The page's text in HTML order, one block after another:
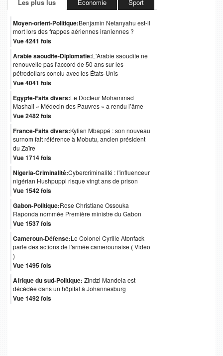
Les plus lus Économie Sport
Moyen-orient-Politique:Benjamin Netanyahu est-il
mort lors des frappes aériennes iraniennes ?
Vue 4241 fois
Arabie saoudite-Diplomatie:L'Arabie saoudite ne
renouvelle pas l'accord de 50 ans sur les
pétrodollars conclu avec les États-Unis
Vue 4041 fois
Egypte-Faits divers:Le Docteur Mohammad
Mashali « Médecin des Pauvres » a rendu l’âme
Vue 2482 fois
France-Faits divers:Kylian Mbappé : son nouveau
surnom fait référence à Mobutu, ancien président
du Zaïre
Vue 1714 fois
Nigeria-Criminalité:Cybercriminalité : l'influenceur
nigérian Hushpuppi risque vingt ans de prison
Vue 1542 fois
Gabon-Politique:Rose Christiane Ossouka
Raponda nommée Première ministre du Gabon
Vue 1537 fois
Cameroun-Défense:Le Colonel Cyrille Atonfack
parle des actions de l'armée camerounaise ( Video
)
Vue 1495 fois
Afrique du sud-Politique: Zindzi Mandela est
décédée dans un hôpital à Johannesburg
Vue 1492 fois